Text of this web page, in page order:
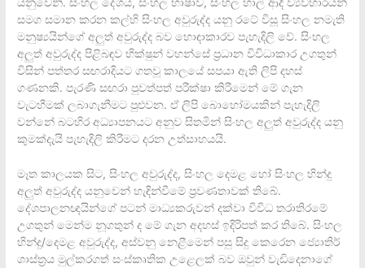
සමග සමාන කරන කල්හි සිංහල අවුරුද්ද යනු රටේ විසූ සිංහල නමැති
මනුෂ්‍යයින්ගේ අලුත් අවුරුද්ද බව හොඳාකාරව පැහැදිලි වේ. සිංහල
අලුත් අවුරුද්ද පිළිබඳව භික්ෂුන් වහන්සේ ප්‍රධාන විවිධාකාර උගතුන්
විසින් පත්තර සඟරාදියට ගතවූ කාලයේ සපයා ඇති ලිපි දහස්
ගණනකි. පැරණි සඟරා පුවත්පත් පරීක්ෂා කිරීමෙන් මේ ගැන
වැටහීමක් ලබාගැනීමට පුළුවන. ඒ ලිපි බොහෝමයකින් පැහැදිලි
වන්නේ බටහිර අධ්‍යාපනයට අනුව සිතමින් සිංහල අලුත් අවුරුද්ද යනු
කුමක්දැයි පැහැදිලි කිරීමට දරන උත්සාහයයි.
මෑත කාලයක සිට, සිංහල අවුරුද්ද, සිංහල දෙමළ හෝ සිංහල හින්දු
අලුත් අවුරුද්ද යනුවෙන් හැඳින්වීමේ ප්‍රවණතාවක් තිබේ.
දේශපාලනඥයින්ගේ පටන් මාධ්‍යකරුවන් දක්වා විවිධ තරාතිරමේ
උගතුන් මෙන්ම නූගතුන් ද මේ ගැන අදහස් ඉදිරිපත් කර තිබේ. සිංහල
හින්දු/දෙමළ අවුරුද්ද, අස්වනු නෙළීමෙන් පසු සිදු කෙරෙන ජ්‍යොතිර්
ශාස්ත්‍රය මුල්කරගත් සංස්කෘතික උළෙලක් බව ඔවුන් වැඩිදෙනාගේ